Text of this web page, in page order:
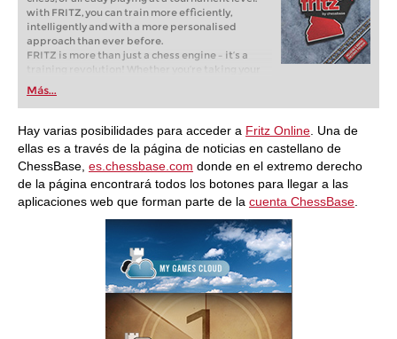
with FRITZ, you can train more efficiently,
intelligently and with a more personalised
approach than ever before.
FRITZ is more than just a chess engine – it’s a
training revolution! Whether you’re taking your
first steps into the world of club chess, or already
playing at a tournament level: with FRITZ, you can
train more efficiently, intelligently and with a
more personalised approach than ever before.
Más...
Hay varias posibilidades para acceder a Fritz Online . Una de
ellas es a través de la página de noticias en castellano de
ChessBase, es.chessbase.com donde en el extremo derecho
de la página encontrará todos los botones para llegar a las
aplicaciones web que forman parte de la cuenta ChessBase